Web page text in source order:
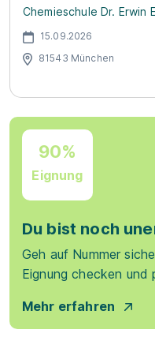
Chemieschule Dr. Erwin
15.09.2026
81543 München
90%
Eignung
Du bist noch
Geh auf Nummer
Eignung checken und
Mehr erfahren